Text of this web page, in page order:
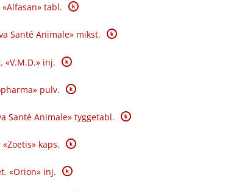
tabl. K
Santé Animale» mikst. K
«V.M.D.» inj. K
pulv. K
Santé Animale» tyggetabl. K
kaps. K
«Orion» inj. K